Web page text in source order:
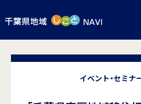
イベント・セミナ